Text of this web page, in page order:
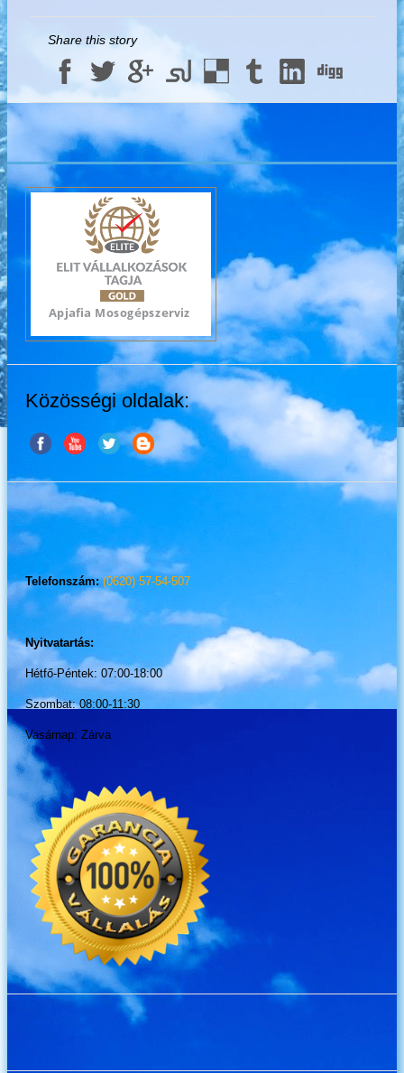
Share this story
Közösségi oldalak:
Telefonszám:(0620) 57-54-507
Nyitvatartás:
Hétfő-Péntek: 07:00-18:00
Szombat: 08:00-11:30
Vasárnap: Zárva